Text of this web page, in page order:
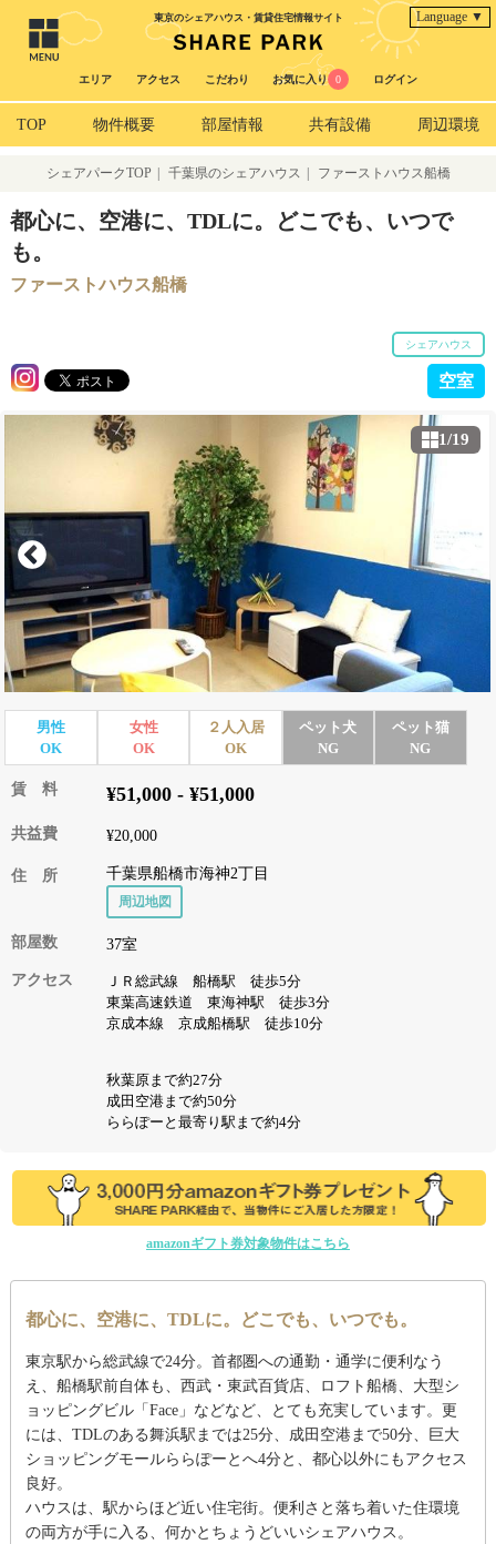
東京のシェアハウス・賃貸住宅情報サイト Language ▼
エリア アクセス こだわり お気に入り 0 ログイン
TOP 物件概要 部屋情報 共有設備 周辺環境
シェアパークTOP 千葉県のシェアハウス ファーストハウス船橋
都心に、空港に、TDLに。どこでも、いつで
も。
ファーストハウス船橋
シェアハウス
空室
1/19
男性
OK
女性
OK
２人入居
OK
ペット犬
NG
ペット猫
NG
賃 料 ¥51,000 - ¥51,000
共益費 ¥20,000
住 所 千葉県船橋市海神2丁目
周辺地図
部屋数 37室
アクセス
ＪＲ総武線 船橋駅 徒歩5分
東葉高速鉄道 東海神駅 徒歩3分
京成本線 京成船橋駅 徒歩10分
秋葉原まで約27分
成田空港まで約50分
ららぽーと最寄り駅まで約4分
amazonギフト券対象物件はこちら
都心に、空港に、TDLに。どこでも、いつでも。
東京駅から総武線で24分。首都圏への通勤・通学に便利なう
え、船橋駅前自体も、西武・東武百貨店、ロフト船橋、大型シ
ョッピングビル「Face」などなど、とても充実しています。更
には、TDLのある舞浜駅までは25分、成田空港まで50分、巨大
ショッピングモールららぽーとへ4分と、都心以外にもアクセス
良好。
ハウスは、駅からほど近い住宅街。便利さと落ち着いた住環境
の両方が手に入る、何かとちょうどいいシェアハウス。